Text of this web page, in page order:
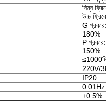
নিম্ন
উচ্চ
G
180%
P
150%
220V/
IP20
0.01Hz
±0.5%